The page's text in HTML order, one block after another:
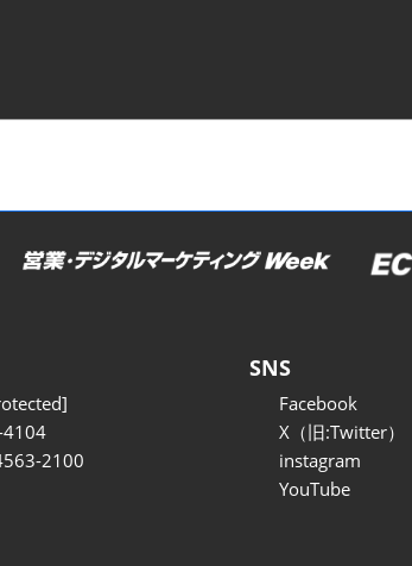
2100
SNS
Facebook
X（旧:Twitter）
instagram
YouTube